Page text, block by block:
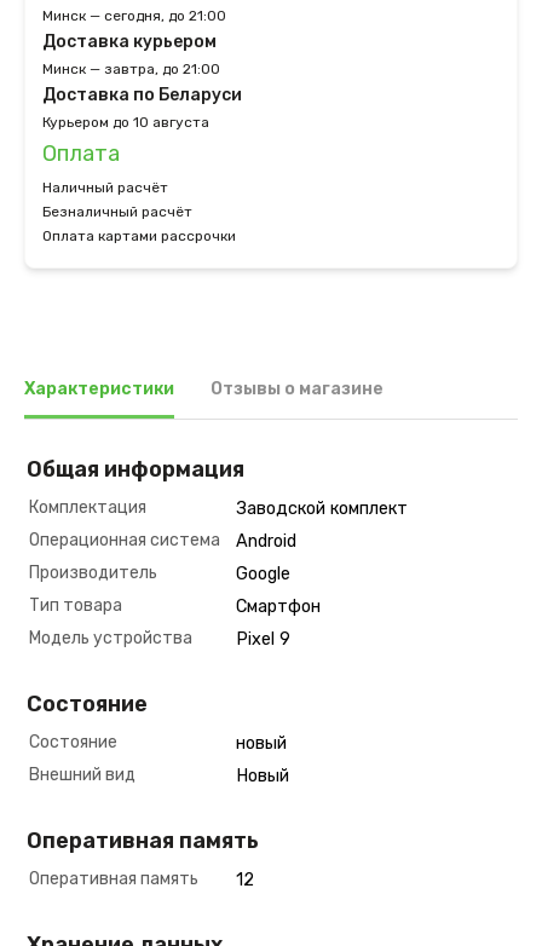
Минск — сегодня, до 21:00
Доставка курьером
Минск — завтра, до 21:00
Доставка по Беларуси
Курьером до 10 августа
Оплата
Наличный расчёт
Безналичный расчёт
Оплата картами рассрочки
Характеристики Отзывы о магазине
Общая информация
Комплектация
Заводской комплект
Операционная система
Android
Производитель
Google
Тип товара
Смартфон
Модель устройства
Pixel 9
Состояние
Состояние
новый
Внешний вид
Новый
Оперативная память
Оперативная память 12